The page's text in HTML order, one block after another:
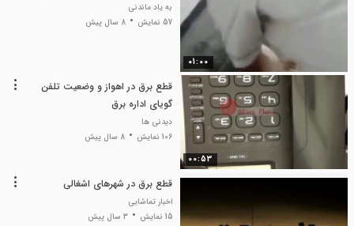
01:00
به یاد ماندنی
57 نمایش
8 سال پیش
00:53
قطع برق در اهواز و وضعیت تلفن
گویای اداره برق
دیدنی ها
106 نمایش
8 سال پیش
قطع برق در شهرهای اشغالی
اخبار تماشایی
15 نمایش
3 سال پیش